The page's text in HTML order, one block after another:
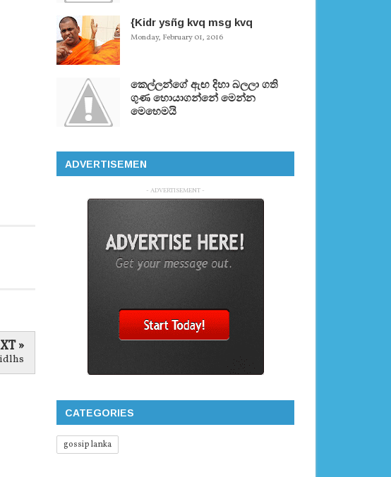
»
{Kidr ysñg kvq msg kvq
Monday, February 01, 2016
කෙල්ලන්ගේ ඇඟ දිහා බලලා ගති
ගුණ හොයාගන්නේ මෙන්න
මෙහෙමයි
ADVERTISEMEN
- ADVERTISEMENT -
CATEGORIES
gossip lanka